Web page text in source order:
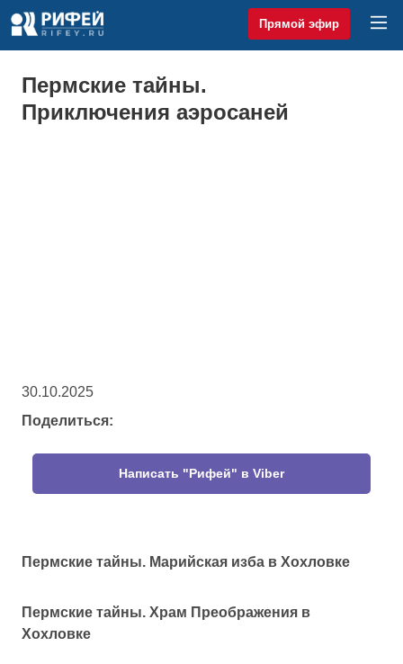
Прямой эфир
Пермские тайны.
Приключения аэросаней
30.10.2025
Поделиться:
Написать "Рифей" в Viber
Пермские тайны. Марийская изба в Хохловке
Пермские тайны. Храм Преображения в
Хохловке